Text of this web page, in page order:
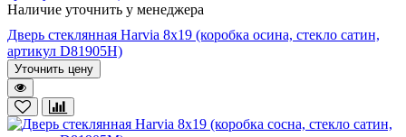
Наличие уточнить у менеджера
Дверь стеклянная Harvia 8х19 (коробка осина, стекло сатин,
артикул D81905H)
Уточнить цену